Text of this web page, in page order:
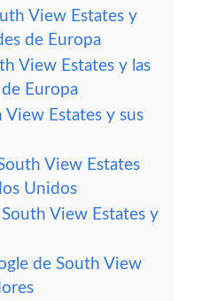
View Estates y
de Europa
View Estates y las
Europa
View Estates y sus
View Estates
Unidos
View Estates y
de South View